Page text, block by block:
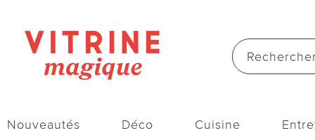
Nouveautés Déco Cuisine